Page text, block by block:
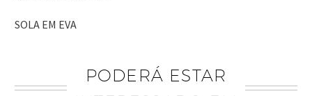
SOLA EM EVA
PODERÁ ESTAR